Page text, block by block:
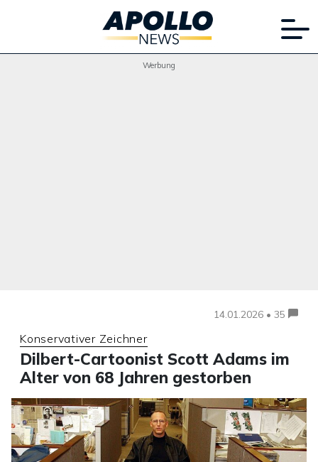
Werbung
14.01.2026 • 35
Konservativer Zeichner
Dilbert-Cartoonist Scott Adams im
Alter von 68 Jahren gestorben